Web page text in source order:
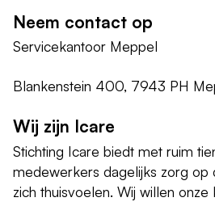
Neem contact op
Servicekantoor Meppel
Blankenstein 400, 7943 PH
Wij zijn Icare
Stichting Icare biedt met ruim
medewerkers dagelijks zorg op
zich thuisvoelen. Wij willen